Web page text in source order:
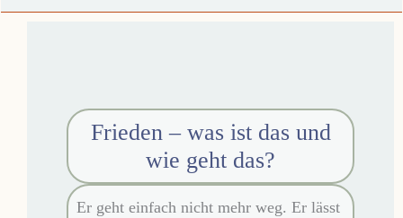
Frieden – was ist das und
wie geht das?
Er geht einfach nicht mehr weg. Er lässt